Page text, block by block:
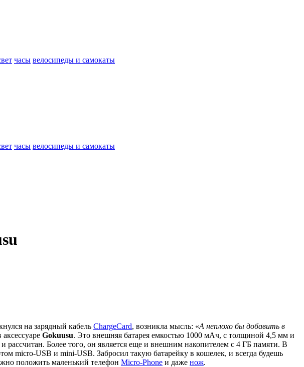
часы велосипеды и самокаты
часы велосипеды и самокаты
на зарядный кабель ChargeCard, возникла мысль: «А неплохо бы добавить в
Gokuusu. Это внешняя батарея емкостью 1000 мАч, с толщиной 4,5 мм и
рассчитан. Более того, он является еще и внешним накопителем с 4 ГБ памяти. В
micro-USB и mini-USB. Забросил такую батарейку в кошелек, и всегда будешь
положить маленький телефон Micro-Phone и даже нож.